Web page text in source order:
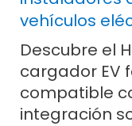
vehículos
Descubre el
cargador EV
compatible
integración